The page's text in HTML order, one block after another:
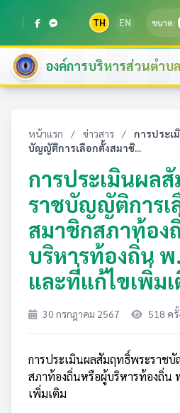
TH EN ขนาด:
องค์การบริหารส่วนตำบ
หน้าแรก / ข่าวสาร /
การประเ
บัญญัติการเลือกตั้งสมาชิ...
การประเมินผล
ราชบัญญัติการเ
สมาชิกสภาท้อง
บริหารท้องถิ่น พ
และที่แก้ไขเพิ่ม
30 กรกฎาคม 2567 518 ครั้
การประเมินผลสัมฤทธิ์พระราช
สภาท้องถิ่นหรือผู้บริหารท้องถิ่น
เพิ่มเติม